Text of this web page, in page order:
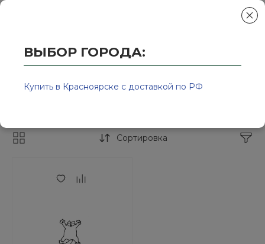
Колор-Авто - магазин лакокрасочной продукции и
Антикоррозионные (кислотные)
Сортировка
ВЫБОР ГОРОДА:
Купить в Красноярске с доставкой по РФ